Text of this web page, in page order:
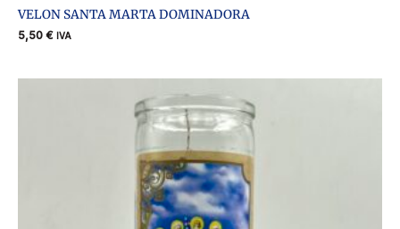
VELON SANTA MARTA DOMINADORA
5,50 € IVA